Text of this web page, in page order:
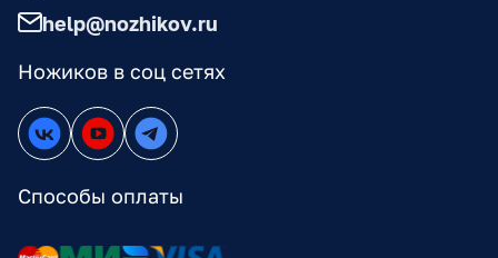
Ножиков в соц сетях
Способы оплаты
help@nozhikov.ru